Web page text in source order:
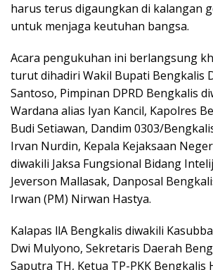
harus terus digaungkan di kalangan
untuk menjaga keutuhan bangsa.
Acara pengukuhan ini berlangsung
turut dihadiri Wakil Bupati Bengkalis
Santoso, Pimpinan DPRD Bengkalis
Wardana alias Iyan Kancil, Kapolres
Budi Setiawan, Dandim 0303/
Irvan Nurdin, Kepala Kejaksaan
diwakili Jaksa Fungsional Bidang
Jeverson Mallasak, Danposal
Irwan (PM) Nirwan Hastya.
Kalapas llA Bengkalis diwakili
Dwi Mulyono, Sekretaris Daerah
Saputra TH, Ketua TP-PKK Bengkalis